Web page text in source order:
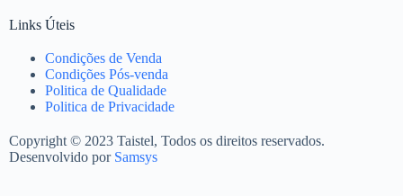
Links Úteis
Condições de Venda
Condições Pós-venda
Politica de Qualidade
Politica de Privacidade
Copyright © 2023 Taistel, Todos os direitos reservados.
Desenvolvido por Samsys